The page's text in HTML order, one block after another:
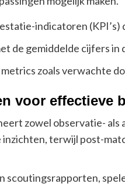
indicatoren
de gemiddelde cijfers
zoals verwachte
voor effectieve
zowel observatie-
terwijl post-
scoutingsrapporten,